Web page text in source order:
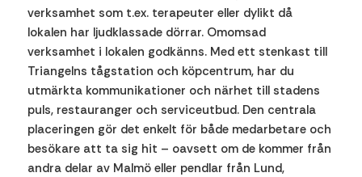
verksamhet som t.ex. terapeuter eller dylikt då
lokalen har ljudklassade dörrar. Omomsad
verksamhet i lokalen godkänns. Med ett stenkast till
Triangelns tågstation och köpcentrum, har du
utmärkta kommunikationer och närhet till stadens
puls, restauranger och serviceutbud. Den centrala
placeringen gör det enkelt för både medarbetare och
besökare att ta sig hit – oavsett om de kommer från
andra delar av Malmö eller pendlar från Lund,